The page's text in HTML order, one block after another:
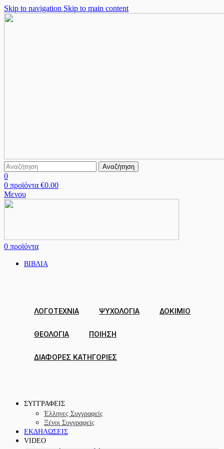
Skip to navigation Skip to main content
Αναζήτηση
0
0 προϊόντα €0.00
Μενου
0 προϊόντα
ΒΙΒΛΙΑ
ΛΟΓΟΤΕΧΝΙΑ ΨΥΧΟΛΟΓΙΑ ΔΟΚΊΜΙΟ
ΘΕΟΛΟΓΙΑ ΠΟΙΗΣΗ
ΔΙΑΦΟΡΕΣ ΚΑΤΗΓΟΡΙΕΣ
ΣΥΓΓΡΑΦΕΙΣ
Έλληνες Συγγραφείς
Ξένοι Συγγραφείς
ΕΚΔΗΛΩΣΕΙΣ
VIDEO